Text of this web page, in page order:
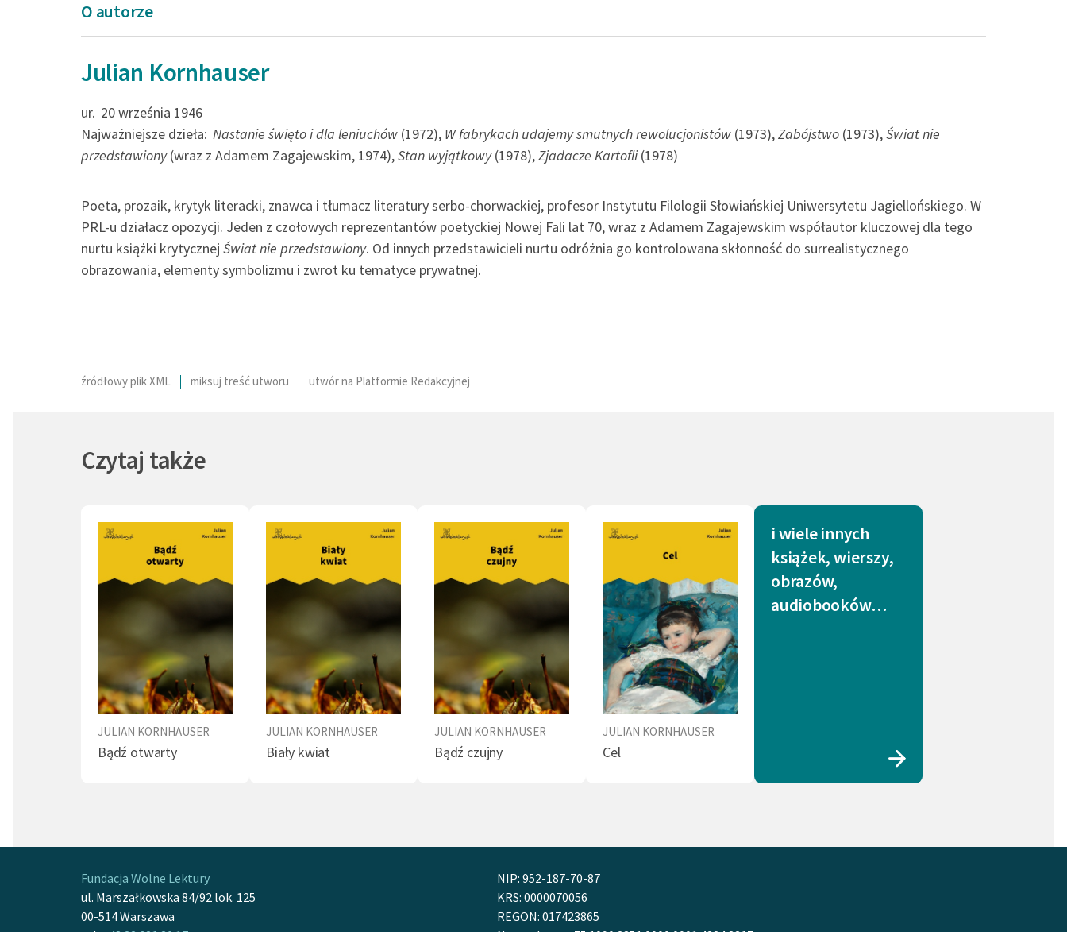
O autorze
Julian Kornhauser
ur. 20 września 1946
Najważniejsze dzieła: Nastanie święto i dla leniuchów (1972), W fabrykach udajemy smutnych rewolucjonistów (1973),Zabójstwo (1973),Świat nie
przedstawiony(wraz z Adamem Zagajewskim, 1974),Stan wyjątkowy(1978),Zjadacze Kartofli(1978)
Poeta, prozaik, krytyk literacki, znawca i tłumacz literatury serbo-chorwackiej, profesor Instytutu Filologii Słowiańskiej Uniwersytetu Jagiellońskiego. W
PRL-u działacz opozycji. Jeden z czołowych reprezentantów poetyckiej Nowej Fali lat 70, wraz z Adamem Zagajewskim współautor kluczowej dla tego
nurtu książki krytycznej Świat nie przedstawiony. Od innych przedstawicieli nurtu odróżnia go kontrolowana skłonność do surrealistycznego
obrazowania, elementy symbolizmu i zwrot ku tematyce prywatnej.
źródłowy plik XML miksuj treść utworu utwór na Platformie Redakcyjnej
Czytaj także
JULIAN KORNHAUSER
Bądź otwarty
JULIAN KORNHAUSER
Biały kwiat
JULIAN KORNHAUSER
Bądź czujny
JULIAN KORNHAUSER
Cel
i wiele innych
książek, wierszy,
obrazów,
audiobooków…
Fundacja Wolne Lektury
ul. Marszałkowska 84/92 lok. 125
00-514 Warszawa
NIP: 952-187-70-87
KRS: 0000070056
REGON: 017423865